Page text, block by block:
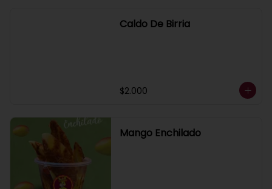
Caldo De Birria
$2.000
Mango Enchilado